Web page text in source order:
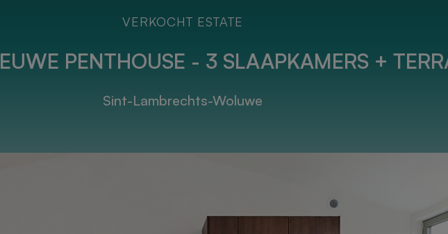
VERKOCHT ESTATE
PENTHOUSE - 3 SLAAPKAMERS +
Sint-Lambrechts-Woluwe